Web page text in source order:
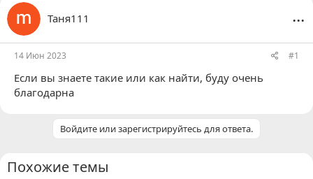
Таня111 ...
14 Июн 2023 #1
Если вы знаете такие или как найти, буду очень
благодарна
Войдите или зарегистрируйтесь для ответа.
Похожие темы